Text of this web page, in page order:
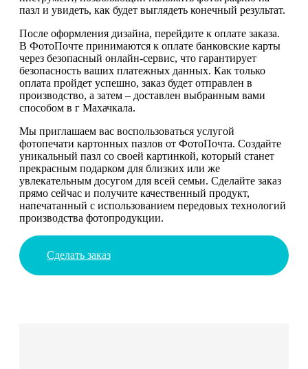
пазл и увидеть, как будет выглядеть конечный результат.
После оформления дизайна, перейдите к оплате заказа.
В ФотоПочте принимаются к оплате банковские карты
через безопасный онлайн-сервис, что гарантирует
безопасность ваших платежных данных. Как только
оплата пройдет успешно, заказ будет отправлен в
производство, а затем – доставлен выбранным вами
способом в г Махачкала.
Мы приглашаем вас воспользоваться услугой
фотопечати картонных пазлов от ФотоПочта. Создайте
уникальный пазл со своей картинкой, который станет
прекрасным подарком для близких или же
увлекательным досугом для всей семьи. Сделайте заказ
прямо сейчас и получите качественный продукт,
напечатанный с использованием передовых технологий
производства фотопродукции.
Сделать заказ